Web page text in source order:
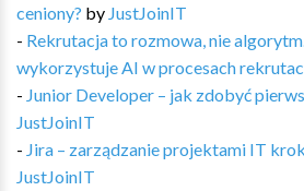
ceniony? by JustJoinIT
- Rekrutacja to rozmowa, nie
wykorzystuje AI w procesach
- Junior Developer – jak zdobyć
JustJoinIT
- Jira – zarządzanie projektami IT
JustJoinIT